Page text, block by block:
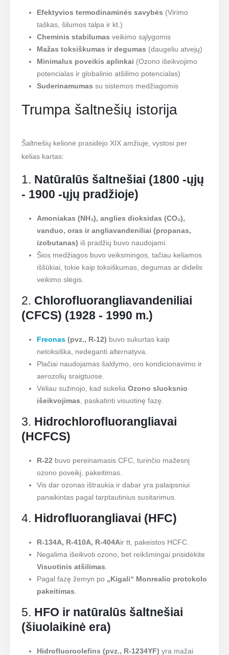
Efektyvios termodinaminės savybės (Virimo
taškas, šilumos talpa ir kt.)
Cheminis stabilumas veikimo sąlygomis
Mažas toksiškumas ir degumas (daugeliu atvejų)
Minimalus poveikis aplinkai (Ozono išeikvojimo
potencialas ir globalinio atšilimo potencialas)
Suderinamumas su sistemos medžiagomis
Trumpa šaltnešių istorija
Šaltnešių kelionė prasidėjo XIX amžiuje, vystosi per
kelias kartas:
1. Natūralūs šaltnešiai (1800 -ųjų
- 1900 -ųjų pradžioje)
Amoniakas (NH₃), anglies dioksidas (CO₂),
vanduo, oras ir angliavandeniliai (propanas,
izobutanas) iš pradžių buvo naudojami.
Šios medžiagos buvo veiksmingos, tačiau keliamos
iššūkiai, tokie kaip toksiškumas, degumas ar didelis
veikimo slėgis.
2. Chlorofluorangliavandeniliai
(CFCS) (1928 - 1990 m.)
Freonas(pvz., R-12) buvo sukurtas kaip
netoksiška, nedeganti alternatyva.
Plačiai naudojamas šaldymo, oro kondicionavimo ir
aerozolių sraigtuose.
Vėliau sužinojo, kad sukelia Ozono sluoksnio
išeikvojimas , paskatinti visuotinę fazę.
3. Hidrochlorofluorangliavai
(HCFCS)
R-22 buvo pereinamasis CFC, turinčio mažesnį
ozono poveikį, pakeitimas.
Vis dar ozonas ištraukia ir dabar yra palaipsniui
panaikintas pagal tarptautinius susitarimus.
4. Hidrofluorangliavai (HFC)
R-134A, R-410A, R-404Air tt, pakeistos HCFC.
Negalima išeikvoti ozono, bet reikšmingai prisidėkite
Visuotinis atšilimas
Pagal fazę žemyn po „Kigali“ Monrealio protokolo
pakeitimas
5. HFO ir natūralūs šaltnešiai
(šiuolaikinė era)
Hidrofluoroolefins (pvz., R-1234YF) yra mažai